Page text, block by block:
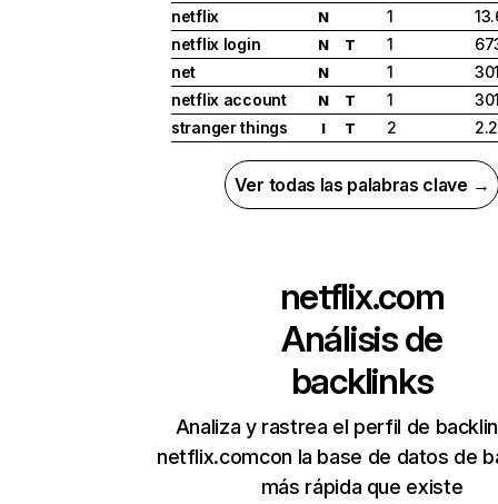
netflix
N 1
netflix login
N T 1
net
N 1
netflix account
N T 1
stranger things
I T 2
Ver todas las palabras clave →
netflix.com
Análisis de
backlinks
Analiza y rastrea el perfil de
netflix.comcon la base de datos de
más rápida que existe